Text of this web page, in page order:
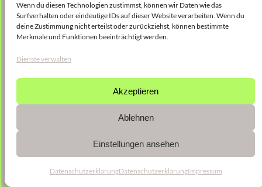
Wenn du diesen Technologien zustimmst, können wir Daten wie das
Surfverhalten oder eindeutige IDs auf dieser Website verarbeiten. Wenn du
deine Zustimmung nicht erteilst oder zurückziehst, können bestimmte
Merkmale und Funktionen beeinträchtigt werden.
Dienste verwalten
Akzeptieren
Ablehnen
Einstellungen ansehen
DatenschutzerklärungDatenschutzerklärungImpressum